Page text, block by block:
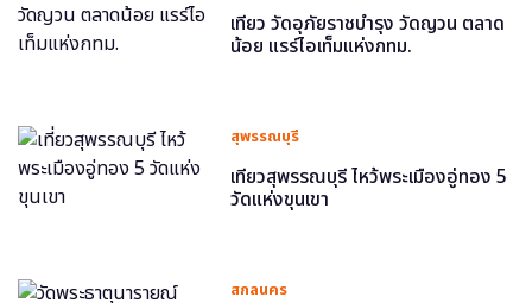
เที่ยว วัดอุภัยราชบำรุง วัดญวน ตลาด
น้อย แรร์ไอเท็มแห่งกทม.
สุพรรณบุรี
เที่ยวสุพรรณบุรี ไหว้พระเมืองอู่ทอง 5
วัดแห่งขุนเขา
สกลนคร